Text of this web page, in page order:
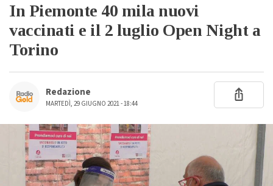
In Piemonte 40 mila nuovi
vaccinati e il 2 luglio Open Night a
Torino
Redazione
MARTEDÌ, 29 GIUGNO 2021 - 18:44